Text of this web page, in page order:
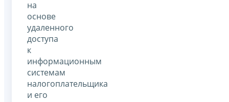
на
основе
удаленного
доступа
к
информационным
системам
налогоплательщика
и его